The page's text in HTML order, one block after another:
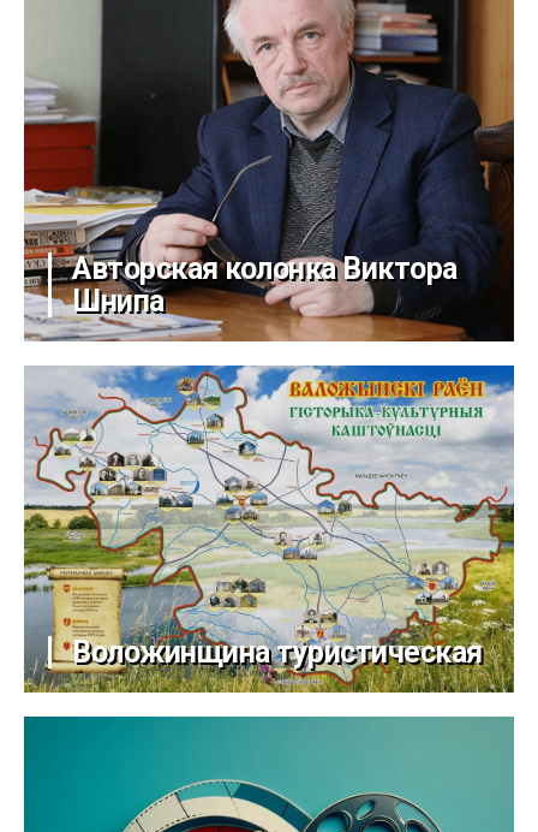
Авторская колонка Виктора
Шнипа
Воложинщина туристическая